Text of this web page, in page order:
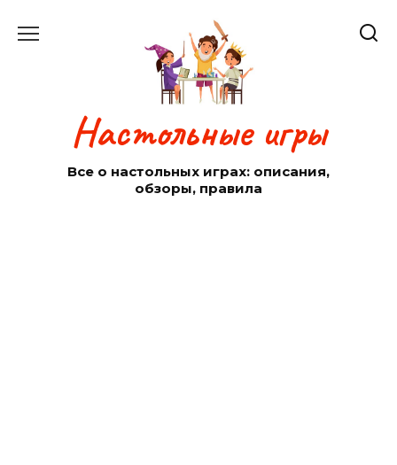
Настольные игры
Все о настольных играх: описания,
обзоры, правила